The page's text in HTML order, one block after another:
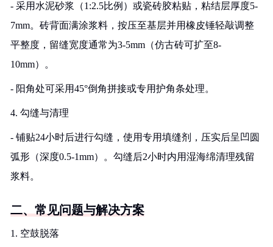
- 采用水泥砂浆（1:2.5比例）或瓷砖胶粘贴，粘结层厚度5-
7mm。砖背面满涂浆料，按压至基层并用橡皮锤轻敲调整
平整度，留缝宽度通常为3-5mm（仿古砖可扩至8-
10mm）。
- 阳角处可采用45°倒角拼接或专用护角条处理。
4. 勾缝与清理
- 铺贴24小时后进行勾缝，使用专用填缝剂，压实后呈凹圆
弧形（深度0.5-1mm）。勾缝后2小时内用湿海绵清理残留
浆料。
二、常见问题与解决方案
1. 空鼓脱落